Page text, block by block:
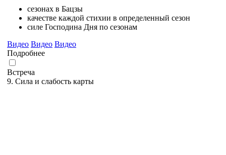
сезонах в Бацзы
качестве каждой стихии в определенный сезон
силе Господина Дня по сезонам
Видео Видео Видео
Подробнее
Встреча
9. Сила и слабость карты